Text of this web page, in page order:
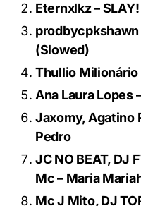
Eternxlkz – SLAY!
prodbycpkshawn
(Slowed)
Thullio Milionário
Ana Laura Lopes
Jaxomy, Agatino
Pedro
JC NO BEAT, DJ
Mc – Maria
Mc J Mito, DJ